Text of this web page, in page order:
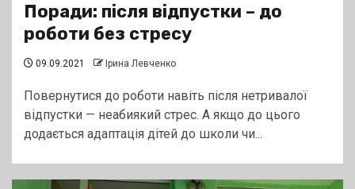
Поради: після відпустки – до
роботи без стресу
09.09.2021 Ірина Левченко
Повернутися до роботи навіть після нетривалої
відпустки — неабиякий стрес. А якщо до цього
додається адаптація дітей до школи чи...